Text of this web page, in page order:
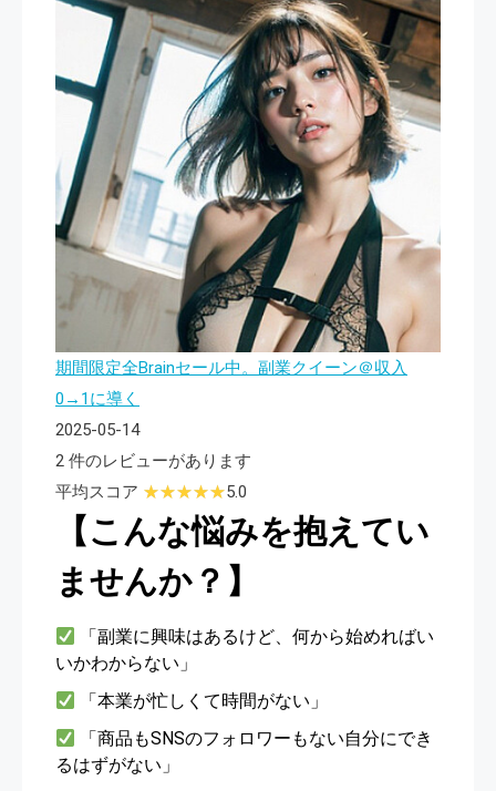
期間限定全Brainセール中。副業クイーン＠収入
0→1に導く
2025-05-14
2 件のレビューがあります
平均スコア
5.0
【こんな悩みを抱えてい
ませんか？】
「副業に興味はあるけど、何から始めればい
いかわからない」
「本業が忙しくて時間がない」
「商品もSNSのフォロワーもない自分にでき
るはずがない」